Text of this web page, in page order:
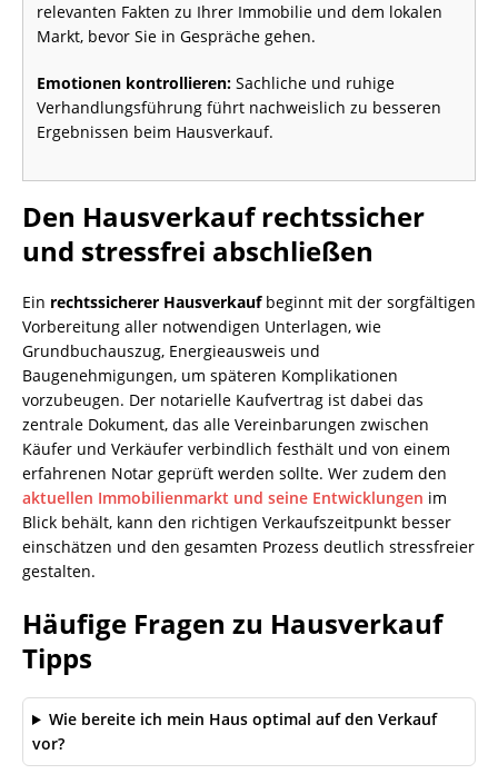
relevanten Fakten zu Ihrer Immobilie und dem lokalen
Markt, bevor Sie in Gespräche gehen.
Emotionen kontrollieren: Sachliche und ruhige
Verhandlungsführung führt nachweislich zu besseren
Ergebnissen beim Hausverkauf.
Den Hausverkauf rechtssicher
und stressfrei abschließen
Ein rechtssicherer Hausverkaufbeginnt mit der sorgfältigen
Vorbereitung aller notwendigen Unterlagen, wie
Grundbuchauszug, Energieausweis und
Baugenehmigungen, um späteren Komplikationen
vorzubeugen. Der notarielle Kaufvertrag ist dabei das
zentrale Dokument, das alle Vereinbarungen zwischen
Käufer und Verkäufer verbindlich festhält und von einem
erfahrenen Notar geprüft werden sollte. Wer zudem den
aktuellen Immobilienmarkt und seine Entwicklungen im
Blick behält, kann den richtigen Verkaufszeitpunkt besser
einschätzen und den gesamten Prozess deutlich stressfreier
gestalten.
Häufige Fragen zu Hausverkauf
Tipps
Wie bereite ich mein Haus optimal auf den Verkauf
vor?